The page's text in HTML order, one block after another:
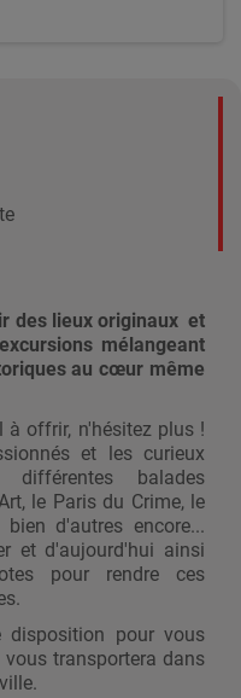
des lieux originaux et
mélangeant
au cœur même
à offrir, n'hésitez plus !
et les curieux
balades
le Paris du Crime, le
d'autres encore...
et d'aujourd'hui ainsi
pour rendre ces
disposition pour vous
transportera dans